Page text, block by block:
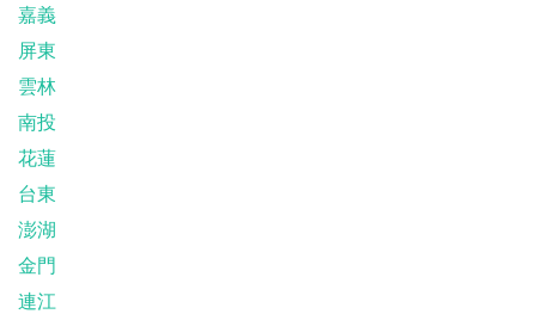
嘉義
屏東
雲林
南投
花蓮
台東
澎湖
金門
連江